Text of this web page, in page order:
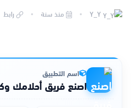
Y_Y منذ سنة رابط
اسم التطبيق
اصنع فريق أحلامك